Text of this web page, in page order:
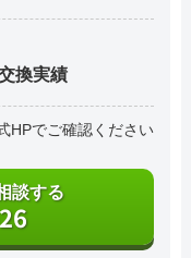
換実績
HPでご確認ください
談する